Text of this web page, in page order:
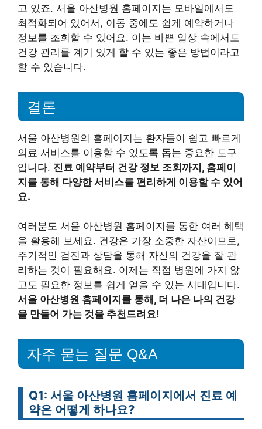
고 있죠. 서울 아산병원 홈페이지는 모바일에서도
최적화되어 있어서, 이동 중에도 쉽게 예약하거나
정보를 조회할 수 있어요. 이는 바쁜 일상 속에서도
건강 관리를 계기 있게 할 수 있는 좋은 방법이라고
할 수 있습니다.
결론
서울 아산병원의 홈페이지는 환자들이 쉽고 빠르게
의료 서비스를 이용할 수 있도록 돕는 중요한 도구
입니다. 진료 예약부터 건강 정보 조회까지, 홈페이
지를 통해 다양한 서비스를 편리하게 이용할 수 있어
요.
여러분도 서울 아산병원 홈페이지를 통한 여러 혜택
을 활용해 보세요. 건강은 가장 소중한 자산이므로,
주기적인 검진과 상담을 통해 자신의 건강을 잘 관
리하는 것이 필요해요. 이제는 직접 병원에 가지 않
고도 필요한 정보를 쉽게 얻을 수 있는 시대입니다.
서울 아산병원 홈페이지를 통해, 더 나은 나의 건강
을 만들어 가는 것을 추천드려요!
자주 묻는 질문 Q&A
Q1: 서울 아산병원 홈페이지에서 진료 예
약은 어떻게 하나요?